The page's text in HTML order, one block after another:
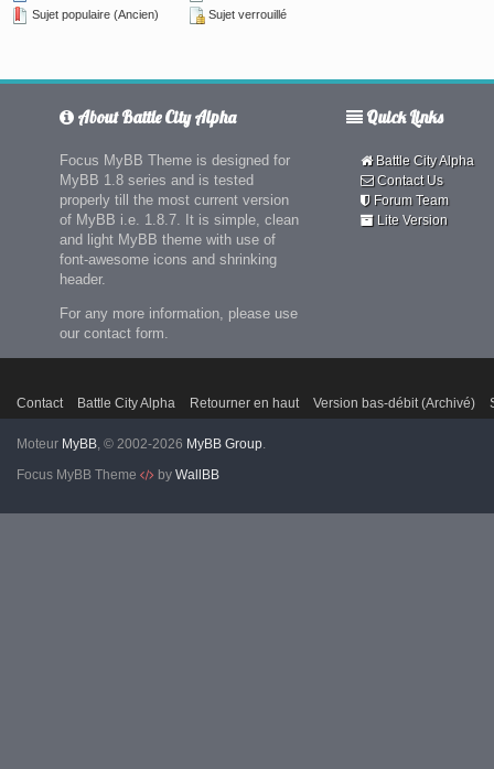
Sujet populaire (Ancien)
Sujet verrouillé
About Battle City Alpha
Focus MyBB Theme is designed for
MyBB 1.8 series and is tested
properly till the most current version
of MyBB i.e. 1.8.7. It is simple, clean
and light MyBB theme with use of
font-awesome icons and shrinking
header.
For any more information, please use
our contact form.
Quick Links
Battle City Alpha
Contact Us
Forum Team
Lite Version
Contact Battle City Alpha Retourner en haut Version bas-débit (Archivé)
Moteur MyBB, © 2002-2026 MyBB Group.
Focus MyBB Theme
by WallBB